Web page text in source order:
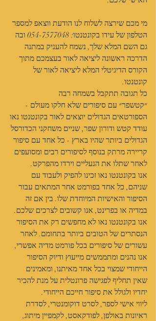
מי מכם שירצה לשלוח לנו הודעת ווצאפ למספר
הטלפון של עידו בקונטנטו: 054-7577048 ובה
גם השם המלא שלך, נשמח להעניק במתנה
הדרכה ראשונה ליציאה לאור בעצמכם מתוך
הקורס הדיגיטלי המלא ליציאה לאור של
קונטנטו.
כל תגובה תתקבל בשמחה רבה
״קטשפר״ עם סיפורים שלא חלקו מעולם -
הספורטאים הגדולים יוצאים לאור בקונטנטו נאו
עודד קטש ודורון שפר, שניים משחקני הכדורסל
הגדולים ביותר שהיו בארץ - כל אחד עם סיפור
קריירה מרתק בנוסף לסיפורים רבים ומסועפים
לאחר שתלו את הנעליים וירדו מהפרקט.
אנו בקונטנטו נאו זכינו להפיק ולעבוד עם
שניהם, כל אחד בפורמט אחר המתאים עבור
הסיפור והאישיות המיוחדת שלו. בין אם זה
במדיה או בפרינט, אנו קשובים לצרכים שלכם.
אנו בקונטנטו נאו לא מחפשים רק את הסיפור
הנסתרים של הטובים ביותר בתחומם. לאחר
עשורים של סיפורים בכל פורמט מדיה אפשרי,
אנו נהנים ומתממשים מייעוץ ודיוק הסיפור
הייחודי שמצוי בכל אחד מאיתנו, ומאמינים
שאין תחליף לפגישה פרונטלית על מנת להכיר
יחדיו ולגולל את סיפור חייכם הייחודי.
ליווי אישי לספר, לסרט דוקומנטרי, לסדרת
ראיונות באולפן, לפודקאסט, לקמפיין מיתוג,